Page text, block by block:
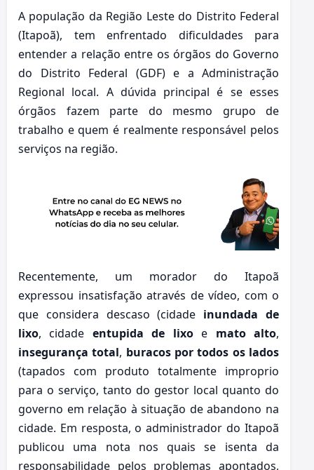
A população da Região Leste do Distrito Federal
(Itapoã), tem enfrentado dificuldades para
entender a relação entre os órgãos do Governo
do Distrito Federal (GDF) e a Administração
Regional local. A dúvida principal é se esses
órgãos fazem parte do mesmo grupo de
trabalho e quem é realmente responsável pelos
serviços na região.
Recentemente, um morador do Itapoã
expressou insatisfação através de vídeo, com o
que considera descaso (cidade inundada de
lixo, cidade entupida de lixoe mato alto,
insegurança total, buracos por todos os lados
(tapados com produto totalmente improprio
para o serviço, tanto do gestor local quanto do
governo em relação à situação de abandono na
cidade. Em resposta, o administrador do Itapoã
publicou uma nota nos quais se isenta da
responsabilidade pelos problemas apontados,